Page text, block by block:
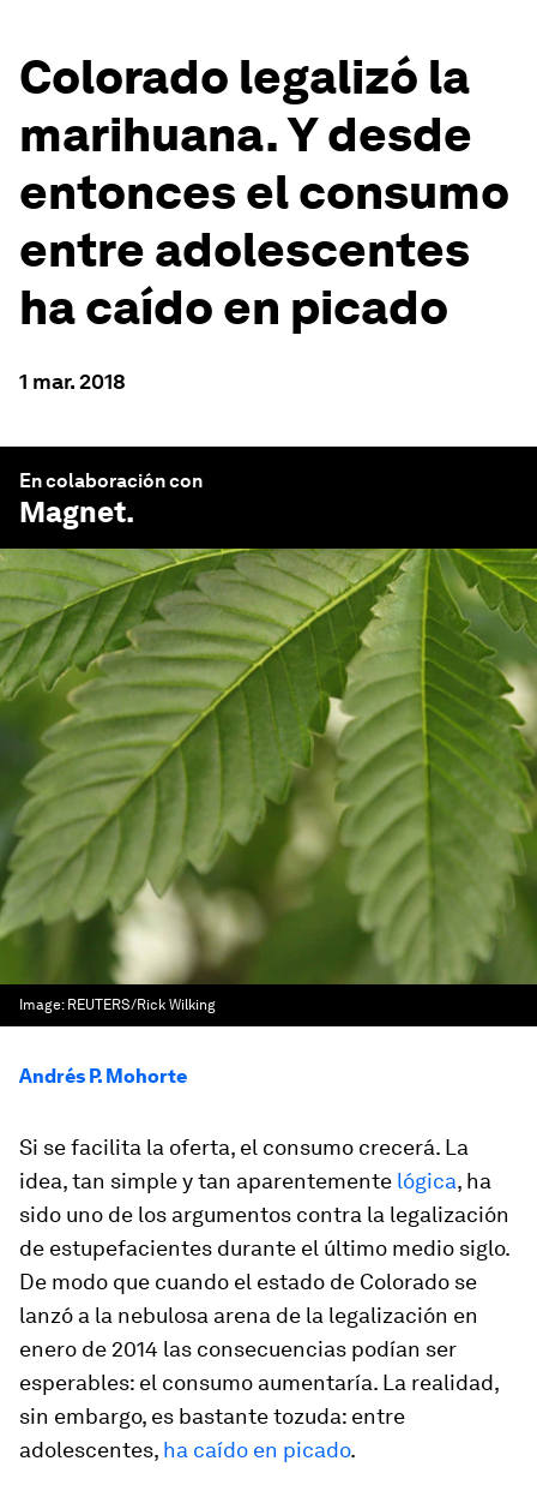
Colorado legalizó la
marihuana. Y desde
entonces el consumo
entre adolescentes
ha caído en picado
1 mar. 2018
En colaboración con
Magnet.
Image: REUTERS/Rick Wilking
Andrés P. Mohorte
Si se facilita la oferta, el consumo crecerá. La
idea, tan simple y tan aparentemente lógica, ha
sido uno de los argumentos contra la legalización
de estupefacientes durante el último medio siglo.
De modo que cuando el estado de Colorado se
lanzó a la nebulosa arena de la legalización en
enero de 2014 las consecuencias podían ser
esperables: el consumo aumentaría. La realidad,
sin embargo, es bastante tozuda: entre
adolescentes, ha caído en picado.